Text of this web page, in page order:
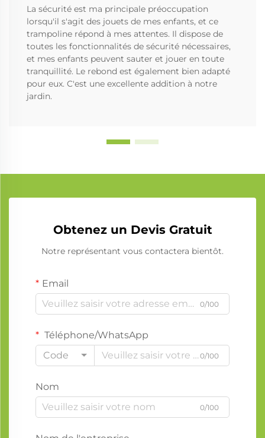
La sécurité est ma principale préoccupation
lorsqu'il s'agit des jouets de mes enfants, et ce
trampoline répond à mes attentes. Il dispose de
toutes les fonctionnalités de sécurité nécessaires,
et mes enfants peuvent sauter et jouer en toute
tranquillité. Le rebond est également bien adapté
pour eux. C'est une excellente addition à notre
jardin.
Obtenez un Devis Gratuit
Notre représentant vous contactera bientôt.
Email
0/100
Téléphone/WhatsApp
Code
0/100
Nom
0/100